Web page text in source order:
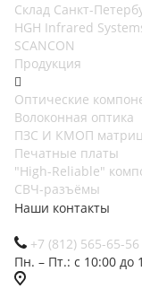
Cклад Санкт-
HGH Infrared
SCANCON
Продукция
Оптические
Волоконная оптика
ПЗС И КМОП
Печатные платы
"High-Reliable"
СВЧ-разъёмы
Наши контакты
+7 (812) 565-65-56
Пн. – Пт.: с 10:00 до